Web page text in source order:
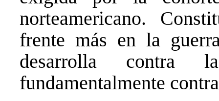
norteamericano.
frente más en la
desarrolla contra
fundamentalmente